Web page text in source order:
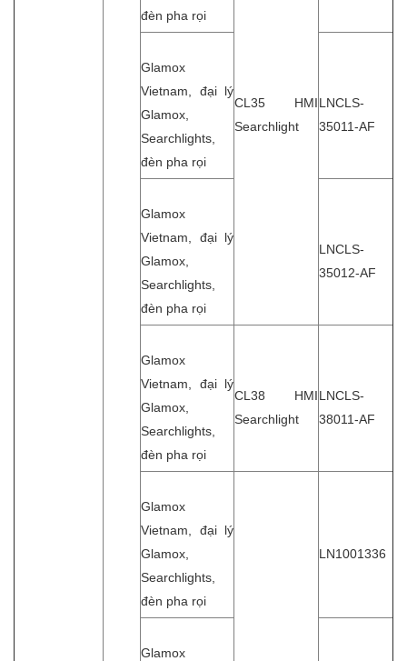
đèn pha rọi
CL35 HMI
Searchlight
Glamox
Vietnam, đại lý
Glamox,
Searchlights,
đèn pha rọi
LNCLS-
35011-AF
Glamox
Vietnam, đại lý
Glamox,
Searchlights,
đèn pha rọi
LNCLS-
35012-AF
Glamox
Vietnam, đại lý
Glamox,
Searchlights,
đèn pha rọi
CL38 HMI
Searchlight
LNCLS-
38011-AF
Glamox
Vietnam, đại lý
Glamox,
Searchlights,
đèn pha rọi
LN1001336
Glamox